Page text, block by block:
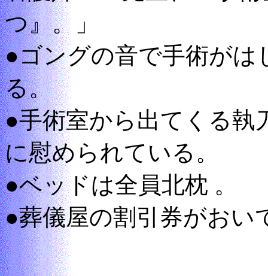
つ』。」
●ゴングの音で手術がは
る。
●手術室から出てくる執
に慰められている。
●ベッドは全員北枕 。
●葬儀屋の割引券がおい